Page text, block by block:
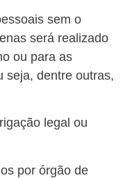
sem o
será realizado
ou para as
seja, dentre outras,
legal ou
por órgão de